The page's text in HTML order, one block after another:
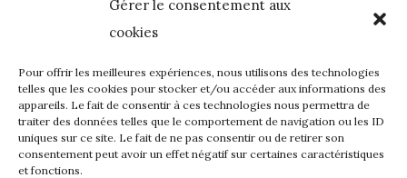
Gérer le consentement aux
cookies
Pour offrir les meilleures expériences, nous utilisons des technologies
telles que les cookies pour stocker et/ou accéder aux informations des
appareils. Le fait de consentir à ces technologies nous permettra de
traiter des données telles que le comportement de navigation ou les ID
uniques sur ce site. Le fait de ne pas consentir ou de retirer son
consentement peut avoir un effet négatif sur certaines caractéristiques
et fonctions.
quelque chose de
fantastique –
bientôt !